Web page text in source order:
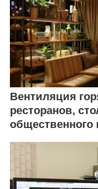
Вентиляция
ресторанов,
общественного